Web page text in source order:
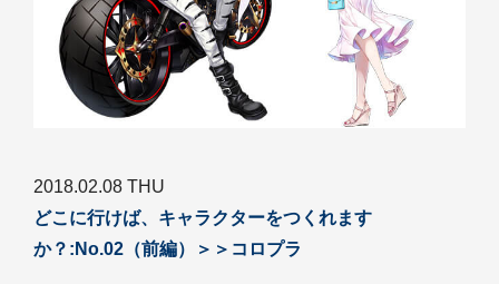
2018.02.08 THU
どこに行けば、キャラクターをつくれます
か？:No.02（前編）＞＞コロプラ